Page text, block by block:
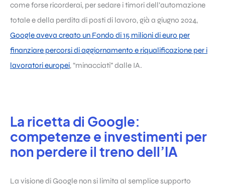
come forse ricorderai, per sedare i timori dell’automazione
totale e della perdita di posti di lavoro, già a giugno 2024,
Google aveva creato un Fondo di 15 milioni di euro per
finanziare percorsi di aggiornamento e riqualificazione per i
lavoratori europei, “minacciati” dalle IA.
La ricetta di Google:
competenze e investimenti per
non perdere il treno dell’IA
La visione di Google non si limita al semplice supporto